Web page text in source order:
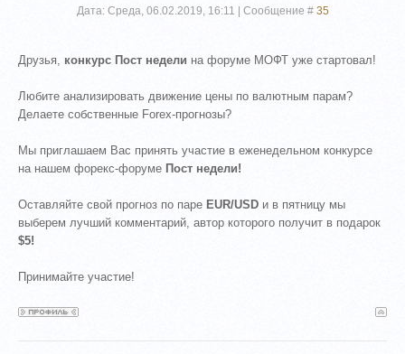
Дата: Среда, 06.02.2019, 16:11 | Сообщение # 35
Друзья, конкурс Пост недели на форуме МОФТ уже стартовал!
Любите анализировать движение цены по валютным парам?
Делаете собственные Forex-прогнозы?
Мы приглашаем Вас принять участие в еженедельном конкурсе
на нашем форекс-форуме Пост недели!
Оставляйте свой прогноз по паре EUR/USD и в пятницу мы
выберем лучший комментарий, автор которого получит в подарок
$5!
Принимайте участие!